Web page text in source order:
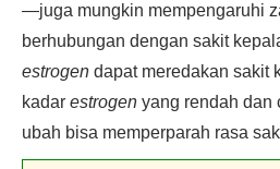
—juga mungkin mempengaruhi
berhubungan dengan sakit
estrogen dapat meredakan sakit
kadar estrogen yang rendah dan
ubah bisa memperparah rasa